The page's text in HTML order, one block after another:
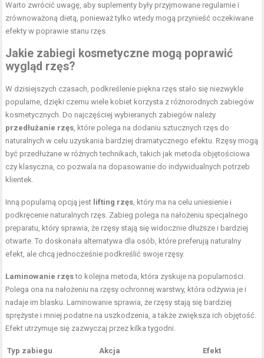
Warto zwrócić uwagę, aby suplementy były przyjmowane regularnie i
zrównoważoną dietą, ponieważ tylko wtedy mogą przynieść oczekiwane
efekty w poprawie stanu rzęs.
Jakie zabiegi kosmetyczne mogą poprawić
wygląd rzęs?
W dzisiejszych czasach, podkreślenie piękna rzęs stało się niezwykle
popularne, dzięki czemu wiele kobiet korzysta z różnorodnych zabiegów
kosmetycznych. Do najczęściej wybieranych zabiegów należy
przedłużanie rzęs , które polega na dodaniu sztucznych rzęs do
naturalnych w celu uzyskania bardziej dramatycznego efektu. Rzęsy mogą
być przedłużane w różnych technikach, takich jak metoda objętościowa
czy klasyczna, co pozwala na dopasowanie do indywidualnych potrzeb
klientek.
Inną popularną opcją jest lifting rzęs , który ma na celu uniesienie i
podkręcenie naturalnych rzęs. Zabieg polega na nałożeniu specjalnego
preparatu, który sprawia, że rzęsy stają się widocznie dłuższe i bardziej
otwarte. To doskonała alternatywa dla osób, które preferują naturalny
efekt, ale chcą jednocześnie podkreślić swoje rzęsy.
Laminowanie rzęsto kolejna metoda, która zyskuje na popularności.
Polega ona na nałożeniu na rzęsy ochronnej warstwy, która odżywia je i
nadaje im blasku. Laminowanie sprawia, że rzęsy stają się bardziej
sprężyste i mniej podatne na uszkodzenia, a także zwiększa ich objętość.
Efekt utrzymuje się zazwyczaj przez kilka tygodni.
Typ zabiegu Akcja
Efekt